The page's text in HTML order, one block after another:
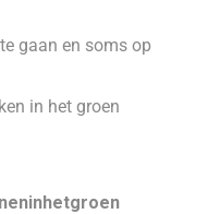
gaan en soms op
in het groen